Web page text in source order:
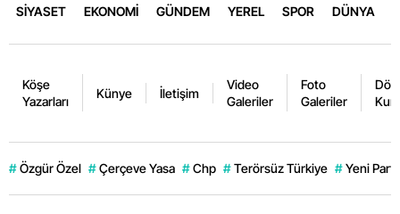
SİYASET EKONOMİ GÜNDEM YEREL SPOR DÜNYA
Köşe
Yazarları
Künye İletişim
Video
Galeriler
Foto
Galeriler
# Özgür Özel # Çerçeve Yasa # Chp # Terörsüz Türkiye # Yeni Parti